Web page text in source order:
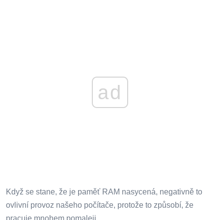
ad
Když se stane, že je paměť RAM nasycená, negativně to
ovlivní provoz našeho počítače, protože to způsobí, že